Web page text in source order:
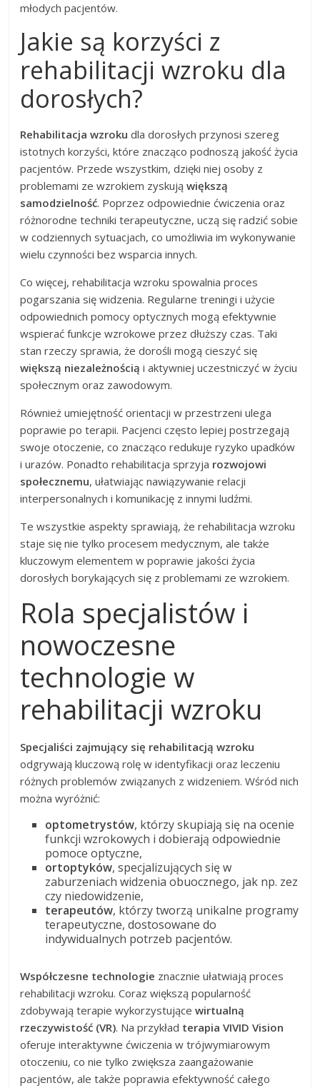
młodych pacjentów.
Jakie są korzyści z
rehabilitacji wzroku dla
dorosłych?
Rehabilitacja wzroku dla dorosłych przynosi szereg
istotnych korzyści, które znacząco podnoszą jakość życia
pacjentów. Przede wszystkim, dzięki niej osoby z
problemami ze wzrokiem zyskująwiększą
samodzielność. Poprzez odpowiednie ćwiczenia oraz
różnorodne techniki terapeutyczne, uczą się radzić sobie
w codziennych sytuacjach, co umożliwia im wykonywanie
wielu czynności bez wsparcia innych.
Co więcej, rehabilitacja wzroku spowalnia proces
pogarszania się widzenia. Regularne treningi i użycie
odpowiednich pomocy optycznych mogą efektywnie
wspierać funkcje wzrokowe przez dłuższy czas. Taki
stan rzeczy sprawia, że dorośli mogą cieszyć się
większą niezależnością i aktywniej uczestniczyć w życiu
społecznym oraz zawodowym.
Również umiejętność orientacji w przestrzeni ulega
poprawie po terapii. Pacjenci często lepiej postrzegają
swoje otoczenie, co znacząco redukuje ryzyko upadków
i urazów. Ponadto rehabilitacja sprzyja rozwojowi
społecznemu, ułatwiając nawiązywanie relacji
interpersonalnych i komunikację z innymi ludźmi.
Te wszystkie aspekty sprawiają, że rehabilitacja wzroku
staje się nie tylko procesem medycznym, ale także
kluczowym elementem w poprawie jakości życia
dorosłych borykających się z problemami ze wzrokiem.
Rola specjalistów i
nowoczesne
technologie w
rehabilitacji wzroku
Specjaliści zajmujący się rehabilitacją wzroku
odgrywają kluczową rolę w identyfikacji oraz leczeniu
różnych problemów związanych z widzeniem. Wśród nich
można wyróżnić:
optometrystów, którzy skupiają się na ocenie
funkcji wzrokowych i dobierają odpowiednie
pomoce optyczne,
ortoptyków, specjalizujących się w
zaburzeniach widzenia obuocznego, jak np. zez
czy niedowidzenie,
terapeutów, którzy tworzą unikalne programy
terapeutyczne, dostosowane do
indywidualnych potrzeb pacjentów.
Współczesne technologie znacznie ułatwiają proces
rehabilitacji wzroku. Coraz większą popularność
zdobywają terapie wykorzystującewirtualną
rzeczywistość (VR). Na przykład terapia VIVID Vision
oferuje interaktywne ćwiczenia w trójwymiarowym
otoczeniu, co nie tylko zwiększa zaangażowanie
pacjentów, ale także poprawia efektywność całego